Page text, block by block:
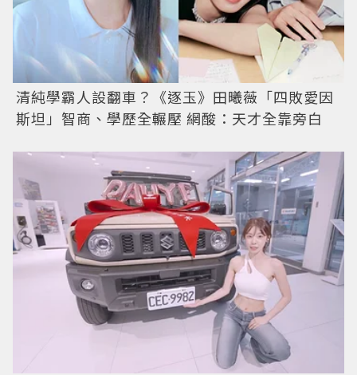
清純學霸人設翻車？《逐玉》田曦薇「四敗愛因
斯坦」智商、學歷全輾壓 網酸：天才全靠旁白